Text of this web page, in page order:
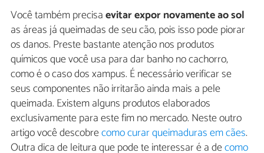
Você também precisaevitar expor novamente ao sol
as áreas já queimadas de seu cão, pois isso pode piorar
os danos. Preste bastante atenção nos produtos
químicos que você usa para dar banho no cachorro,
como é o caso dos xampus. É necessário verificar se
seus componentes não irritarão ainda mais a pele
queimada. Existem alguns produtos elaborados
exclusivamente para este fim no mercado. Neste outro
artigo você descobrecomo curar queimaduras em cães.
Outra dica de leitura que pode te interessar é a decomo